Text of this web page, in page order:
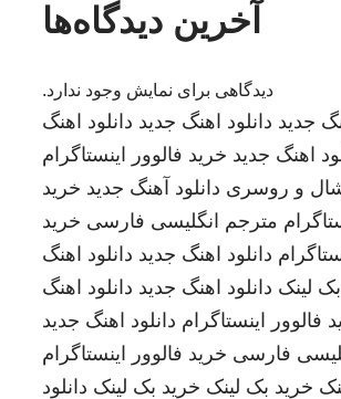
آخرین دیدگاه‌ها
دیدگاهی برای نمایش وجود ندارد.
جدید دانلود اهنگ جدید دانلود اهنگ
اهنگ جدید خرید فالوور اینستاگرام
و روسری دانلود آهنگ جدید خرید
مترجم انگلیسی فارسی خرید
دانلود اهنگ جدید دانلود اهنگ
لینک دانلود اهنگ جدید دانلود اهنگ
فالوور اینستاگرام دانلود اهنگ جدید
فارسی خرید فالوور اینستاگرام
خرید بک لینک خرید بک لینک دانلود